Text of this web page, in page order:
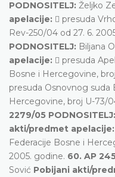
PODNOSITELJ: Željko
apelacije:  presuda
Rev-250/04 od 27. 6.
PODNOSITELJ: Biljana
apelacije:  presuda
Bosne i Hercegovine,
presuda Osnovnog suda
Hercegovine, broj U-73/
2279/05 PODNOSITELJ:
akti/predmet apelacije:
Federacije Bosne i
2005. godine. 60. AP
Sović Pobijani akti/